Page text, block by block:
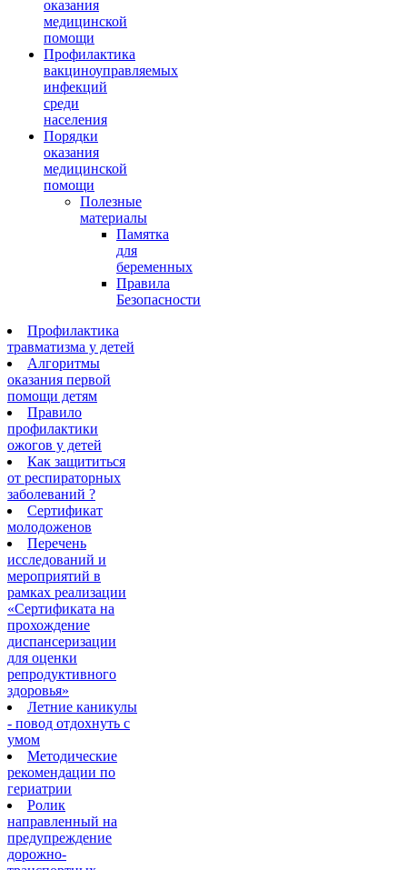
оказания
медицинской
помощи
Профилактика
вакциноуправляемых
инфекций
среди
населения
Порядки
оказания
медицинской
помощи
Полезные
материалы
Памятка
для
беременных
Правила
Безопасности
Профилактика
травматизма у детей
Алгоритмы
оказания первой
помощи детям
Правило
профилактики
ожогов у детей
Как защититься
от респираторных
заболеваний ?
Сертификат
молодоженов
Перечень
исследований и
мероприятий в
рамках реализации
«Сертификата на
прохождение
диспансеризации
для оценки
репродуктивного
здоровья»
Летние каникулы
- повод отдохнуть с
умом
Методические
рекомендации по
гериатрии
Ролик
направленный на
предупреждение
дорожно-